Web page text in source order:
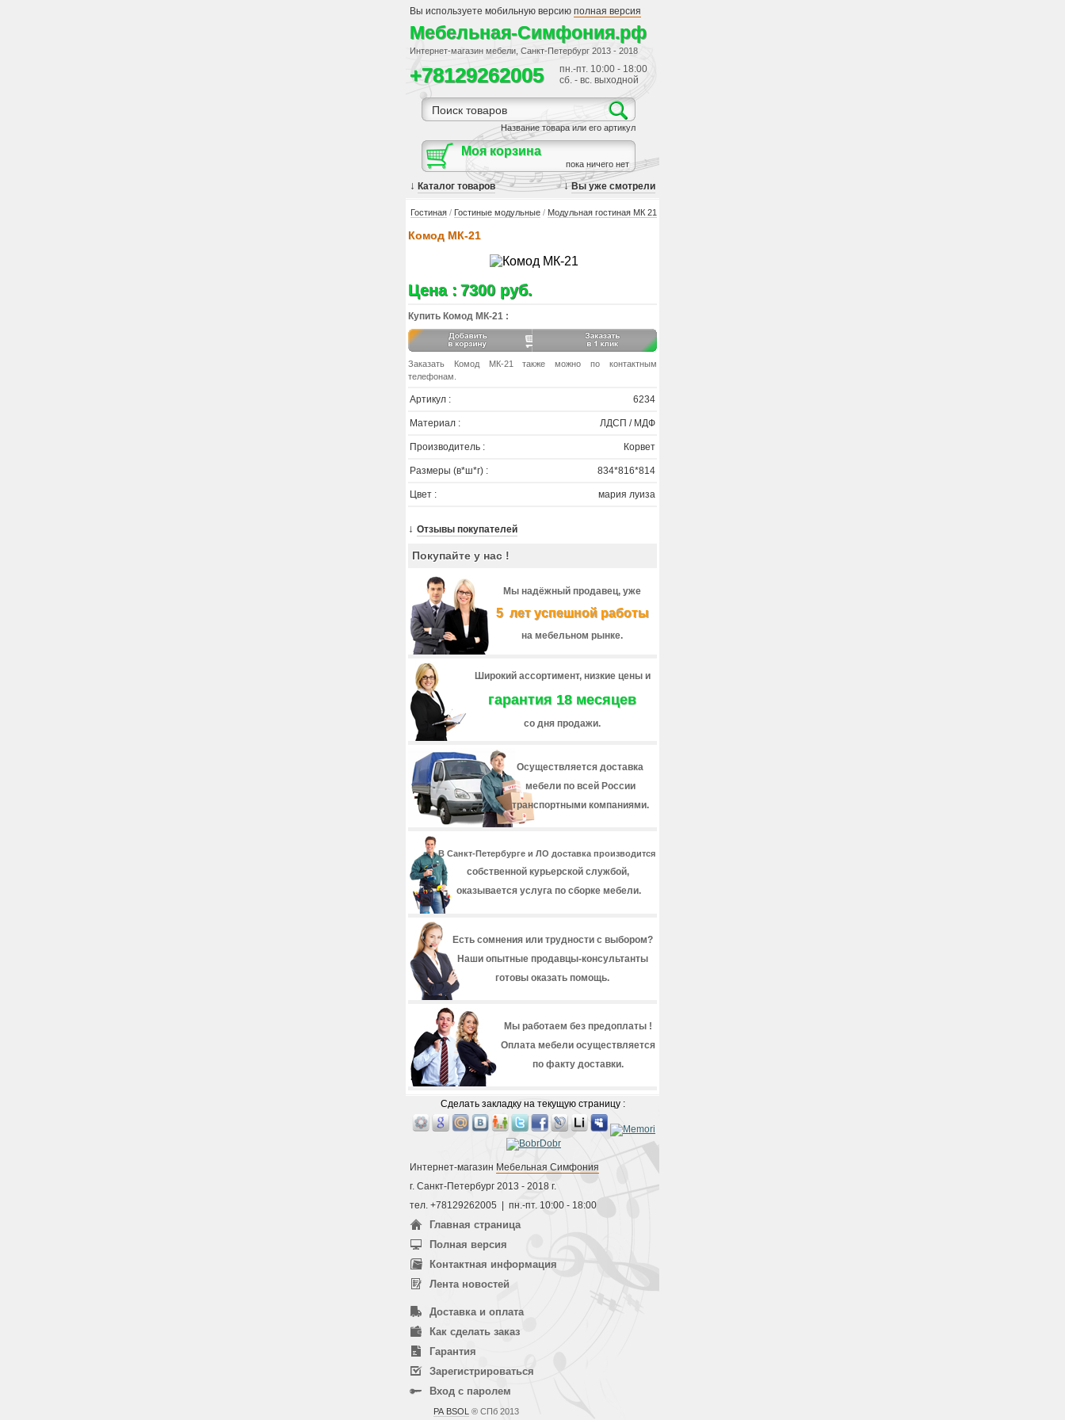
Вы используете мобильную версию полная версия
Мебельная-Симфония.рф
Интернет-магазин мебели, Санкт-Петербург 2013 - 2018
+78129262005
пн.-пт. 10:00 - 18:00
сб. - вс. выходной
Название товара или его артикул
Моя корзина
пока ничего нет
↓ Каталог товаров ↓ Вы уже смотрели
Гостиная / Гостиные модульные / Модульная гостиная МК 21
Комод МК-21
Цена : 7300 руб.
Купить Комод МК-21 :
Заказать Комод МК-21 также можно по контактным
телефонам.
Артикул : 6234
Материал : ЛДСП / МДФ
Производитель : Корвет
Размеры (в*ш*г) : 834*816*814
Цвет : мария луиза
↓ Отзывы покупателей
Покупайте у нас !
Мы надёжный продавец, уже
5 лет успешной работы
на мебельном рынке.
Широкий ассортимент, низкие цены и
гарантия 18 месяцев
со дня продажи.
Осуществляется доставка
мебели по всей России
транспортными компаниями.
В Санкт-Петербурге и ЛО доставка производится
собственной курьерской службой,
оказывается услуга по сборке мебели.
Есть сомнения или трудности с выбором?
Наши опытные продавцы-консультанты
готовы оказать помощь.
Мы работаем без предоплаты !
Оплата мебели осуществляется
по факту доставки.
Сделать закладку на текущую страницу :
Интернет-магазин Мебельная Симфония
г. Санкт-Петербург 2013 - 2018 г.
тел. +78129262005 | пн.-пт. 10:00 - 18:00
Главная страница
Полная версия
Контактная информация
Лента новостей
Доставка и оплата
Как сделать заказ
Гарантия
Зарегистрироваться
Вход с паролем
РА BSOL ® СПб 2013